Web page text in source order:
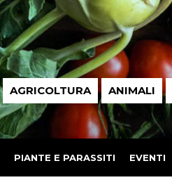
AGRICOLTURA ANIMALI
PIANTE E PARASSITI EVENTI